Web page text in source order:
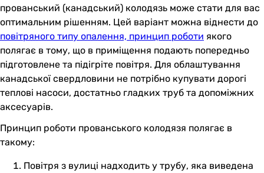
прованський (канадський) колодязь може стати для вас
оптимальним рішенням. Цей варіант можна віднести до
повітряного типу опалення, принцип роботи якого
полягає в тому, що в приміщення подають попередньо
підготовлене та підігріте повітря. Для облаштування
канадської свердловини не потрібно купувати дорогі
теплові насоси, достатньо гладких труб та допоміжних
аксесуарів.
Принцип роботи прованського колодязя полягає в
такому:
Повітря з вулиці надходить у трубу, яка виведена